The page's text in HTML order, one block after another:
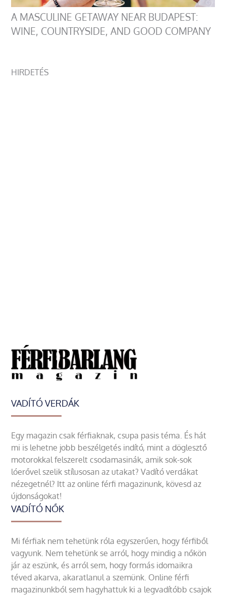
A MASCULINE GETAWAY NEAR BUDAPEST:
WINE, COUNTRYSIDE, AND GOOD COMPANY
HIRDETÉS
VADÍTÓ VERDÁK
Egy magazin csak férfiaknak, csupa pasis téma. És hát
mi is lehetne jobb beszélgetés indító, mint a döglesztő
motorokkal felszerelt csodamasinák, amik sok-sok
lóerővel szelik stílusosan az utakat? Vadító verdákat
nézegetnél? Itt az online férfi magazinunk, kövesd az
újdonságokat!
VADÍTÓ NŐK
Mi férfiak nem tehetünk róla egyszerűen, hogy férfiből
vagyunk. Nem tehetünk se arról, hogy mindig a nőkön
jár az eszünk, és arról sem, hogy formás idomaikra
téved akarva, akaratlanul a szemünk. Online férfi
magazinunkból sem hagyhattuk ki a legvadítóbb csajok